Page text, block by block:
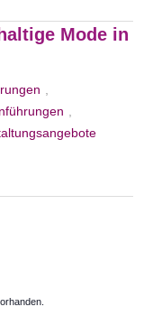
Mode in
2023
,
,